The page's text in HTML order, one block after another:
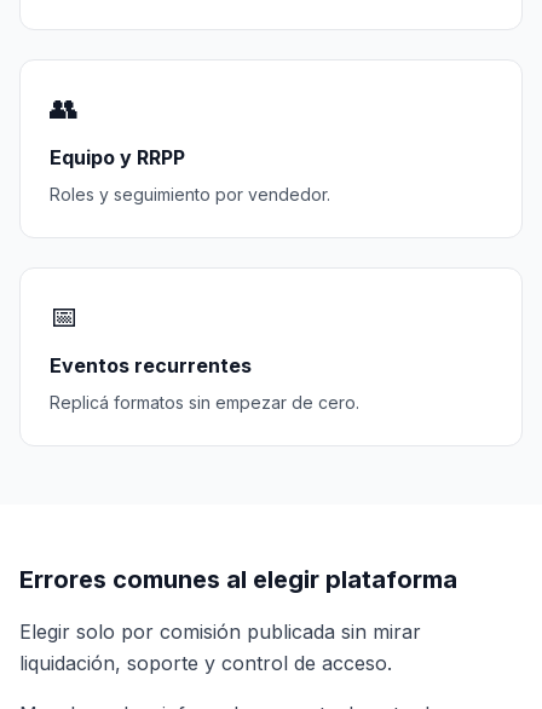
👥
Equipo y RRPP
Roles y seguimiento por vendedor.
📅
Eventos recurrentes
Replicá formatos sin empezar de cero.
Errores comunes al elegir plataforma
Elegir solo por comisión publicada sin mirar
liquidación, soporte y control de acceso.